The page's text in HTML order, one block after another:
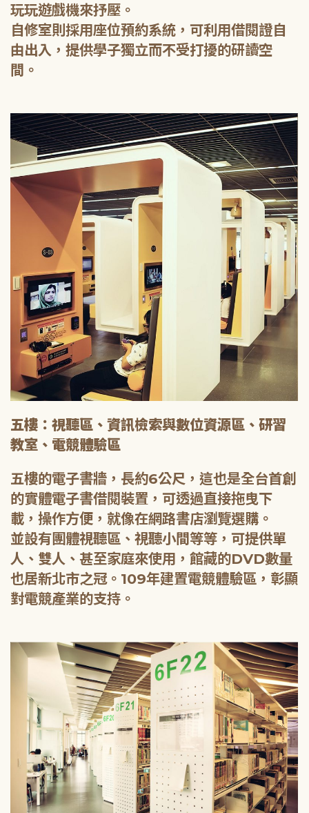
玩玩遊戲機來抒壓。
自修室則採用座位預約系統，可利用借閱證自
由出入，提供學子獨立而不受打擾的研讀空
間。
五樓：視聽區、資訊檢索與數位資源區、研習
教室、電競體驗區
五樓的電子書牆，長約6公尺，這也是全台首創
的實體電子書借閱裝置，可透過直接拖曳下
載，操作方便，就像在網路書店瀏覽選購。
並設有團體視聽區、視聽小間等等，可提供單
人、雙人、甚至家庭來使用，館藏的DVD數量
也居新北市之冠。109年建置電競體驗區，彰顯
對電競產業的支持。